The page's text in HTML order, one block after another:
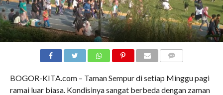
BOGOR-KITA.com – Taman Sempur di setiap Minggu pagi
ramai luar biasa. Kondisinya sangat berbeda dengan zaman